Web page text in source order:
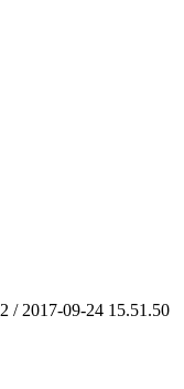
2 / 2017-09-24 15.51.50